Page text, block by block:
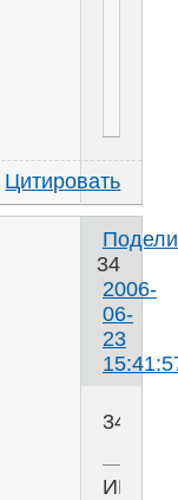
Цитировать
34
2006-
06-
23
34